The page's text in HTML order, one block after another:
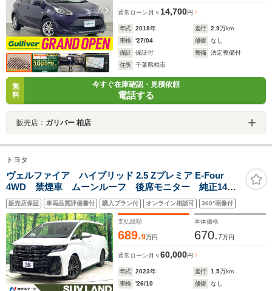
通常ローン 月々14,700円
年式 2018年 走行 2.9万km
車検
'27/04 修復
なし
保証
保証付 整備
法定整備付
住所
千葉県柏市
無
料
今すぐ在庫確認・見積依頼
電話する
販売店： ガリバー 柏店
トヨタ
ヴェルファイア ハイブリッド 2.5 Zプレミア E-Four
4WD 禁煙車 ムーンルーフ 後席モニター 純正14型
ナビ 全周囲カメラ チームメイト ヘッドアップディ
スプレイ デジタルインナーミラ ブラインドスポット
モニター 100V電源 シートベンチレーション ETC
販売店保証 車両品質評価書付 購入プラン付 オンライン相談可 360°画像付
支払総額
689.9万円
本体価格
670.7万円
通常ローン 月々60,000円
年式 2023年 走行 1.5万km
車検
'26/10 修復 なし